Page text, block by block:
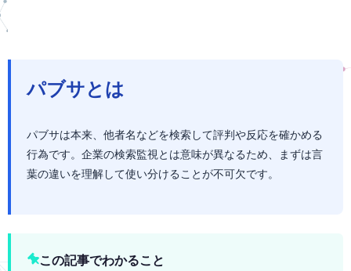
パブサとは
パブサは本来、他者名などを検索して評判や反応を確かめる
行為です。企業の検索監視とは意味が異なるため、まずは言
葉の違いを理解して使い分けることが不可欠です。
この記事でわかること